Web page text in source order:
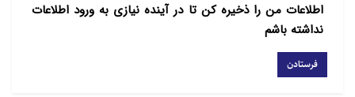
اطلاعات من را ذخیره کن تا در آینده نیازی به ورود اطلاعات
نداشته باشم